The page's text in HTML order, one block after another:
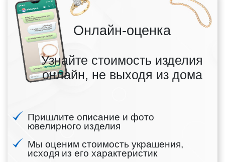
Онлайн-оценка
Узнайте стоимость изделия
онлайн, не выходя из дома
Пришлите описание и фото
ювелирного изделия
Мы оценим стоимость украшения,
исходя из его характеристик